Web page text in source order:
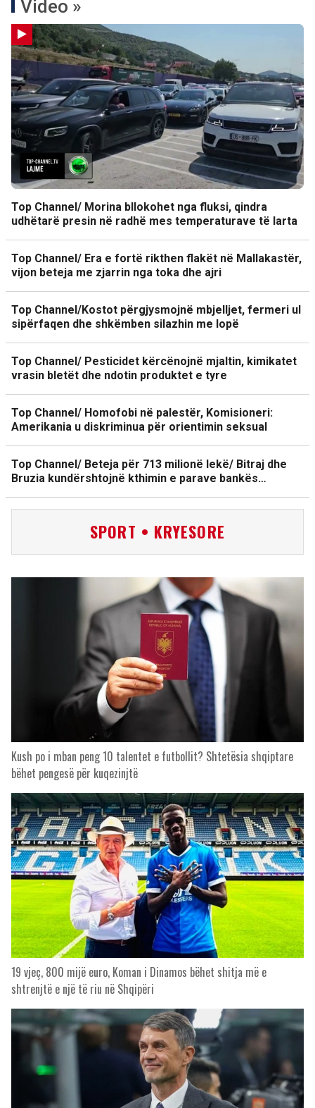
Video »
Top Channel/ Morina bllokohet nga fluksi, qindra
udhëtarë presin në radhë mes temperaturave të larta
Top Channel/ Era e fortë rikthen flakët në Mallakastër,
vijon beteja me zjarrin nga toka dhe ajri
Top Channel/Kostot përgjysmojnë mbjelljet, fermeri ul
sipërfaqen dhe shkëmben silazhin me lopë
Top Channel/ Pesticidet kërcënojnë mjaltin, kimikatet
vrasin bletët dhe ndotin produktet e tyre
Top Channel/ Homofobi në palestër, Komisioneri:
Amerikania u diskriminua për orientimin seksual
Top Channel/ Beteja për 713 milionë lekë/ Bitraj dhe
Bruzia kundërshtojnë kthimin e parave bankës…
SPORT • KRYESORE
Kush po i mban peng 10 talentet e futbollit? Shtetësia shqiptare
bëhet pengesë për kuqezinjtë
19 vjeç, 800 mijë euro, Koman i Dinamos bëhet shitja më e
shtrenjtë e një të riu në Shqipëri